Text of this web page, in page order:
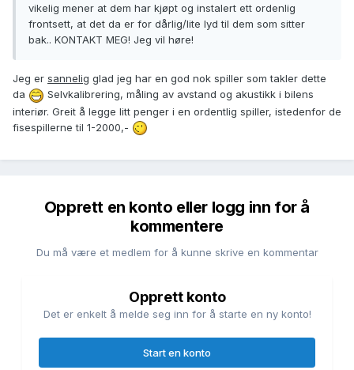
vikelig mener at dem har kjøpt og instalert ett ordenlig
frontsett, at det da er for dårlig/lite lyd til dem som sitter
bak.. KONTAKT MEG! Jeg vil høre!
Jeg er sannelig glad jeg har en god nok spiller som takler dette
da
Selvkalibrering, måling av avstand og akustikk i bilens
interiør. Greit å legge litt penger i en ordentlig spiller, istedenfor de
fisespillerne til 1-2000,-
Opprett en konto eller logg inn for å
kommentere
Du må være et medlem for å kunne skrive en kommentar
Opprett konto
Det er enkelt å melde seg inn for å starte en ny konto!
Start en konto